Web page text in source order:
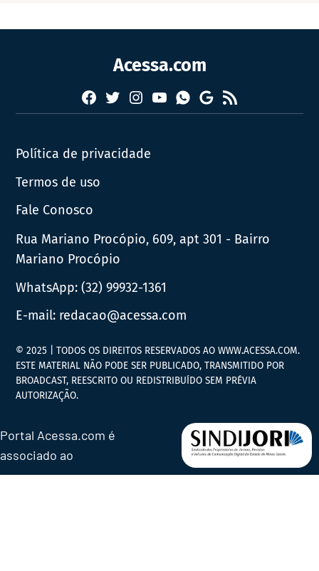
Acessa.com
Facebook
TwitterInstagram
YouTubeWhatsapp
Google
News
RSS
Política de privacidade
Termos de uso
Fale Conosco
Rua Mariano Procópio, 609, apt 301 - Bairro
Mariano Procópio
WhatsApp:(32) 99932-1361
E-mail: redacao@acessa.com
© 2025 | TODOS OS DIREITOS RESERVADOS AO WWW.ACESSA.COM.
ESTE MATERIAL NÃO PODE SER PUBLICADO, TRANSMITIDO POR
BROADCAST, REESCRITO OU REDISTRIBUÍDO SEM PRÉVIA
AUTORIZAÇÃO.
Portal Acessa.com é
associado ao